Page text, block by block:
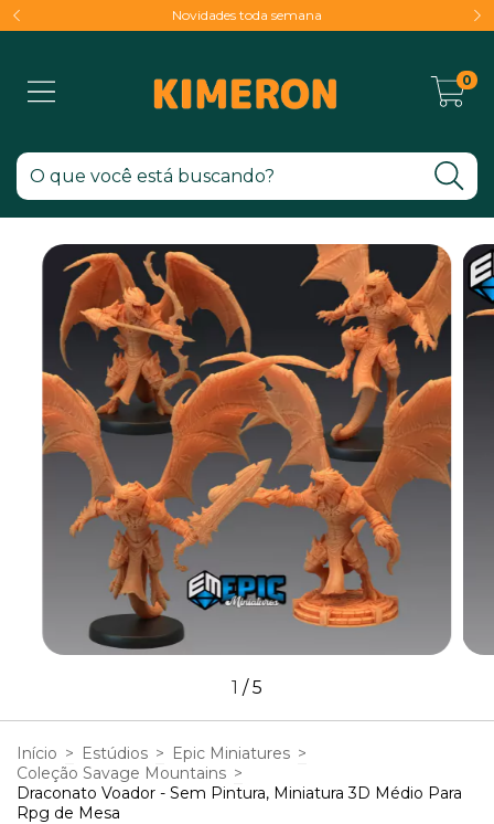
Novidades toda semana
0
1 /5
Início > Estúdios > Epic Miniatures >
Coleção Savage Mountains >
Draconato Voador - Sem Pintura, Miniatura 3D Médio Para
Rpg de Mesa